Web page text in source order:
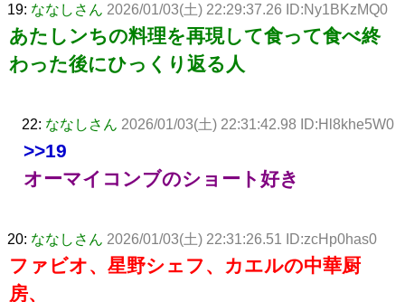
19: ななしさん 2026/01/03(土) 22:29:37.26 ID:Ny1BKzMQ0
あたしンちの料理を再現して食って食べ終
わった後にひっくり返る人
22: ななしさん 2026/01/03(土) 22:31:42.98 ID:Hl8khe5W0
>>19
オーマイコンブのショート好き
20: ななしさん 2026/01/03(土) 22:31:26.51 ID:zcHp0has0
ファビオ、星野シェフ、カエルの中華厨
房、